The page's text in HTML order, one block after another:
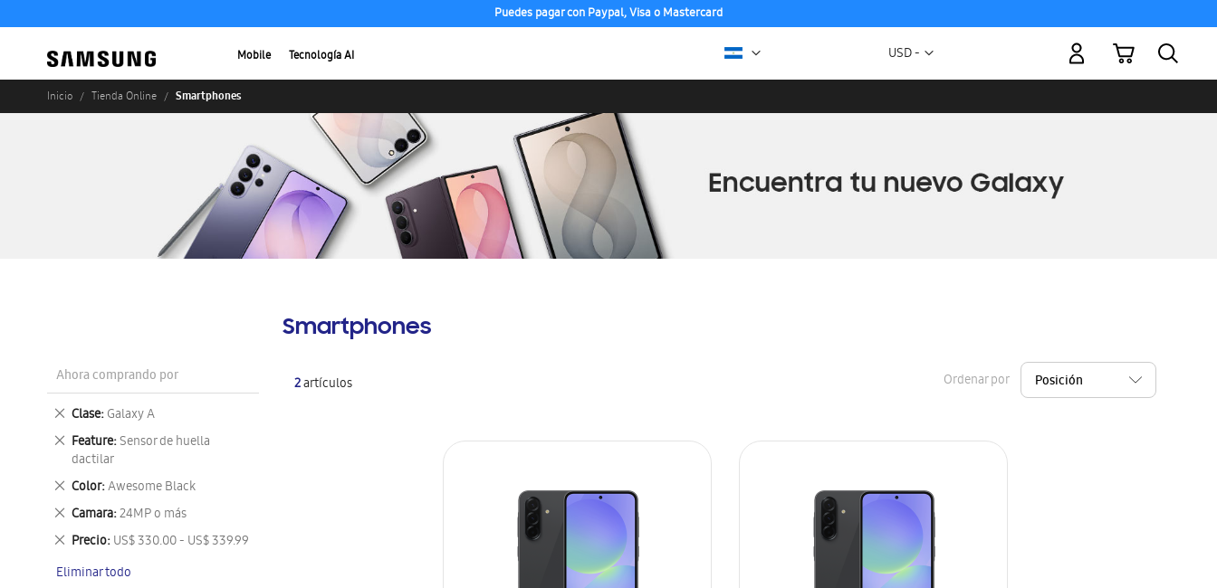
Puedes pagar con Paypal, Visa o Mastercard
Mobile Tecnología AI Moneda
USD -
Mi carrito
Inicio Tienda Online Smartphones
Smartphones
2artículos Ordenar por
Ahora comprando por
Clase Galaxy A
Eliminar
este
artículo
Feature Sensor de huella
dactilar
Eliminar
este
artículo
Color Awesome Black
Eliminar
este
artículo
Camara 24MP o más
Eliminar
este
artículo
Precio US$ 330.00 - US$ 339.99
Eliminar
artículo
Eliminar todo